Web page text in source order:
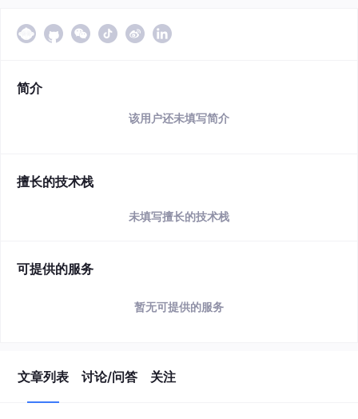
简介
该用户还未填写简介
擅长的技术栈
未填写擅长的技术栈
可提供的服务
暂无可提供的服务
文章列表 讨论/问答 关注